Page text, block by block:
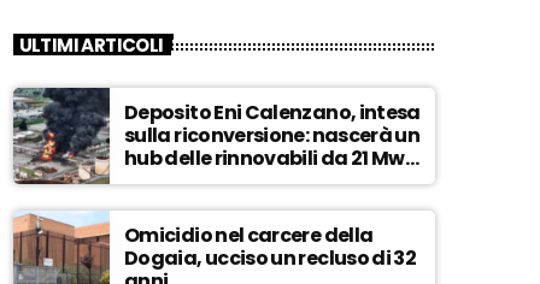
ULTIMI ARTICOLI
Deposito Eni Calenzano, intesa
sulla riconversione: nascerà un
hub delle rinnovabili da 21 Mw –
ASCOLTA
Omicidio nel carcere della
Dogaia, ucciso un recluso di 32